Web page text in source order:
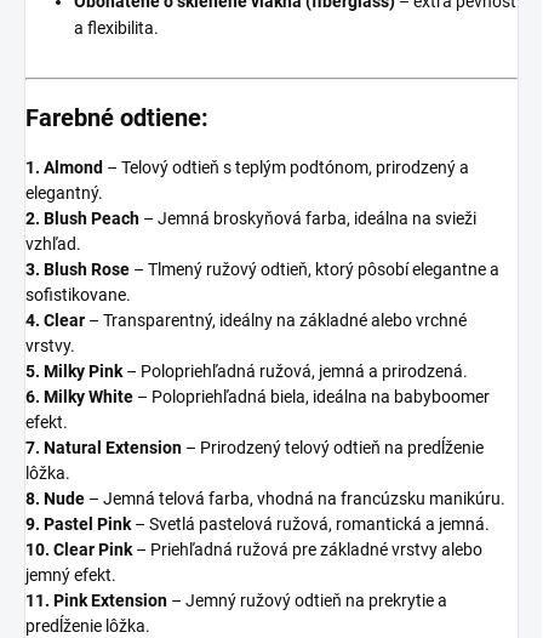
a flexibilita.
Farebné odtiene:
1. Almond – Telový odtieň s teplým podtónom, prirodzený a
elegantný.
2. Blush Peach – Jemná broskyňová farba, ideálna na svieži
vzhľad.
3. Blush Rose – Tlmený ružový odtieň, ktorý pôsobí elegantne a
sofistikovane.
4. Clear – Transparentný, ideálny na základné alebo vrchné
vrstvy.
5. Milky Pink – Polopriehľadná ružová, jemná a prirodzená.
6. Milky White – Polopriehľadná biela, ideálna na babyboomer
efekt.
7. Natural Extension – Prirodzený telový odtieň na predĺženie
lôžka.
8. Nude – Jemná telová farba, vhodná na francúzsku manikúru.
9. Pastel Pink – Svetlá pastelová ružová, romantická a jemná.
10. Clear Pink – Priehľadná ružová pre základné vrstvy alebo
jemný efekt.
11. Pink Extension – Jemný ružový odtieň na prekrytie a
predĺženie lôžka.